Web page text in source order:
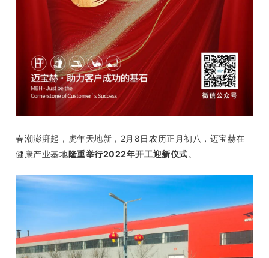
春潮澎湃起，虎年天地新，2月8日农历正月初八，迈宝赫在
健康产业基地隆重举行2022年开工迎新仪式。